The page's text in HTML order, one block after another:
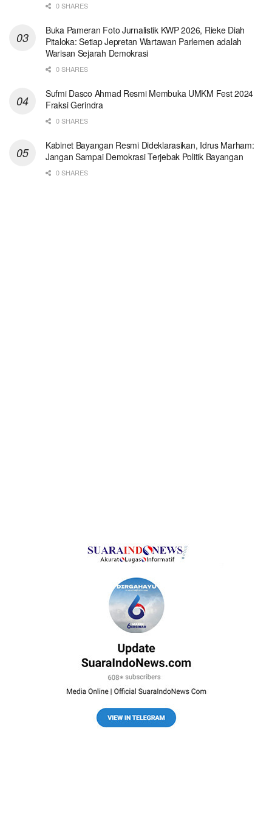
0 SHARES
Buka Pameran Foto Jurnalistik KWP 2026, Rieke Diah
Pitaloka: Setiap Jepretan Wartawan Parlemen adalah
Warisan Sejarah Demokrasi
0 SHARES
Sufmi Dasco Ahmad Resmi Membuka UMKM Fest 2024
Fraksi Gerindra
0 SHARES
Kabinet Bayangan Resmi Dideklarasikan, Idrus Marham:
Jangan Sampai Demokrasi Terjebak Politik Bayangan
0 SHARES